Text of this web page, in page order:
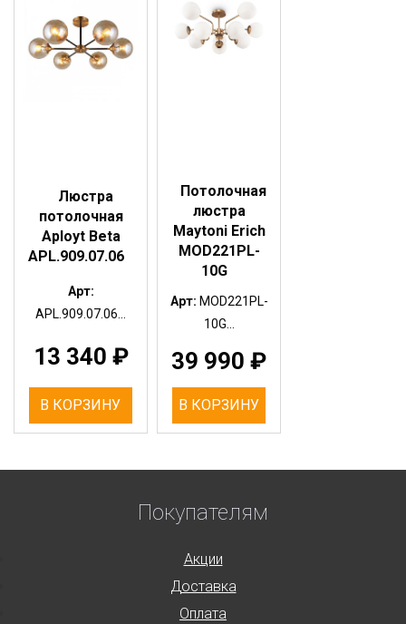
Люстра
потолочная
Aployt Beta
APL.909.07.06
Арт:
APL.909.07.06...
13 340 ₽
В КОРЗИНУ
Потолочная
люстра
Maytoni Erich
MOD221PL-
10G
Арт: MOD221PL-
10G...
39 990 ₽
В КОРЗИНУ
Покупателям
Акции
Доставка
Оплата